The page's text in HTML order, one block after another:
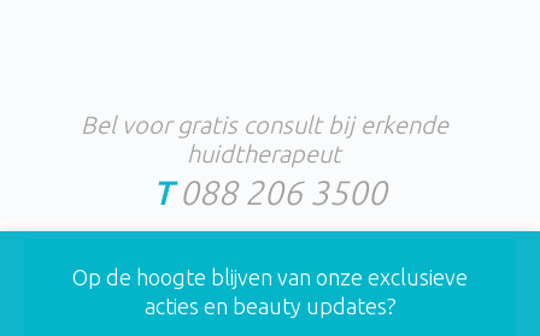
Bel voor gratis consult bij erkende
huidtherapeut
T088 206 3500
Op de hoogte blijven van onze exclusieve
acties en beauty updates?